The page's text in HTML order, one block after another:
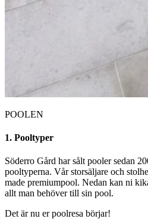
POOLEN
1. Pooltyper
Söderro Gård har sålt pooler sedan
pooltyperna. Vår storsäljare och
made premiumpool. Nedan kan ni
allt man behöver till sin pool.
Det är nu er poolresa börjar!